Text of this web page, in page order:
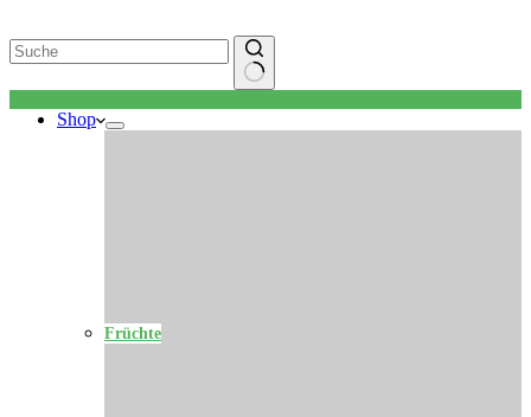
Ergebnisse
Shop
Früchte